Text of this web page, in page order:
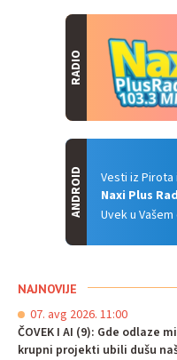
RADIO
Vesti iz Pirota i
Naxi Plus
Uvek u
ANDROID
NAJNOVIJE
07. avg 2026. 11:00
ČOVEK I AI (9): Gde odlaze
krupni projekti ubili dušu